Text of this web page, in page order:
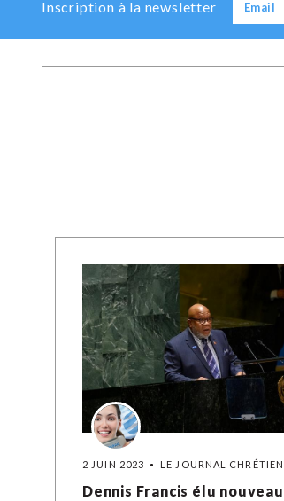
Inscription à la newsletter
2 JUIN 2023 LE JOURNAL CHRÉTIEN
Dennis Francis élu